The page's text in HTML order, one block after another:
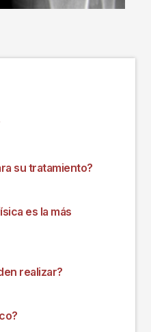
su tratamiento?
es la más
realizar?